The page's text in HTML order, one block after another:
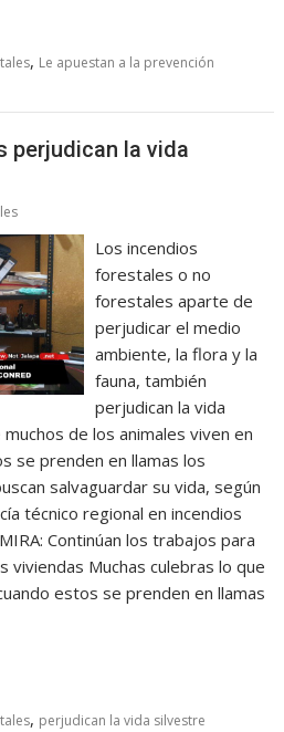
, Le apuestan a la prevención
perjudican la vida
Los incendios
forestales o no
forestales aparte de
perjudicar el medio
ambiente, la flora y la
fauna, también
perjudican la vida
de los animales viven en
se prenden en llamas los
salvaguardar su vida, según
técnico regional en incendios
Continúan los trabajos para
viviendas Muchas culebras lo que
estos se prenden en llamas
, perjudican la vida silvestre